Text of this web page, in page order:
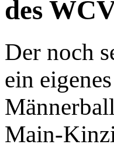
des
Der noch
ein
Main-